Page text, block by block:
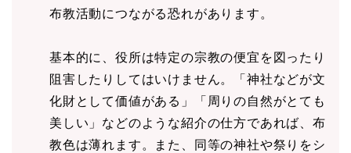
布教活動につながる恐れがあります。
基本的に、役所は特定の宗教の便宜を図ったり
阻害したりしてはいけません。「神社などが文
化財として価値がある」「周りの自然がとても
美しい」などのような紹介の仕方であれば、布
教色は薄れます。また、同等の神社や祭りをシ